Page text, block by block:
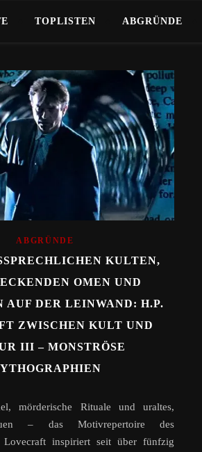
TOPLISTEN ABGRÜNDE
ABGRÜNDE
KULTEN,
OMEN UND
AUF DER LEINWAND: H.P.
ZWISCHEN KULT UND
III – MONSTRÖSE
mörderische Rituale und uraltes,
– das Motivrepertoire des
Lovecraft inspiriert seit über fünfzig